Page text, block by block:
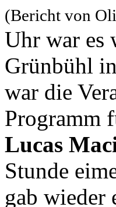
(Bericht von
Uhr war es
Grünbühl
war die
Programm
Lucas
Stunde
gab wieder